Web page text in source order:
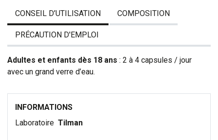
CONSEIL D’UTILISATION COMPOSITION
PRÉCAUTION D'EMPLOI
Adultes et enfants dès 18 ans : 2 à 4 capsules / jour
avec un grand verre d’eau.
INFORMATIONS
Laboratoire Tilman